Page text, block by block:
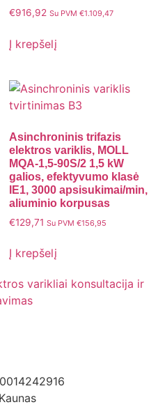
€916,92 Su PVM €1.109,47
Į krepšelį
Asinchroninis trifazis
elektros variklis, MOLL
MQA-1,5-90S/2 1,5 kW
galios, efektyvumo klasė
IE1, 3000 apsisukimai/min,
aliuminio korpusas
€129,71 Su PVM €156,95
Į krepšelį